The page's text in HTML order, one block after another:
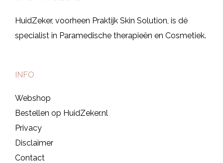
HuidZeker, voorheen Praktijk Skin Solution, is dé
specialist in Paramedische therapieën en Cosmetiek.
INFO
Webshop
Bestellen op HuidZeker.nl
Privacy
Disclaimer
Contact